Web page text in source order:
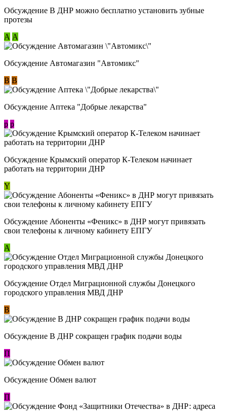
Обсуждение В ДНР можно бесплатно установить зубные
протезы
А А
Обсуждение Автомагазин "Автомикс"
В В
Обсуждение Аптека "Добрые лекарства"
p p
Обсуждение Крымский оператор К-Телеком начинает
работать на территории ДНР
Y
Обсуждение ​Абоненты «Феникс» в ДНР могут привязать
свои телефоны к личному кабинету ЕПГУ
А
Обсуждение Отдел Миграционной службы Донецкого
городского управления МВД ДНР
В
Обсуждение В ДНР сокращен график подачи воды
П
Обсуждение Обмен валют
П